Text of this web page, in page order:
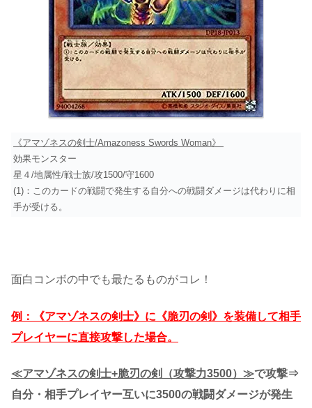
《アマゾネスの剣士/Amazoness Swords Woman》
効果モンスター
星４/地属性/戦士族/攻1500/守1600
(1)：このカードの戦闘で発生する自分への戦闘ダメージは代わりに相
手が受ける。
面白コンボの中でも最たるものがコレ！
例：《アマゾネスの剣士》に《脆刃の剣》を装備して相手
プレイヤーに直接攻撃した場合。
≪アマゾネスの剣士+脆刃の剣（攻撃力3500）≫で攻撃⇒
自分・相手プレイヤー互いに3500の戦闘ダメージが発生